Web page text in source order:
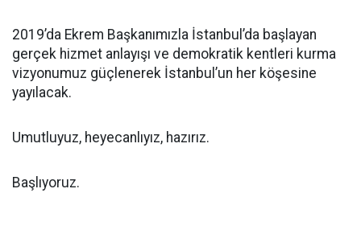
2019’da Ekrem Başkanımızla İstanbul’da başlayan
gerçek hizmet anlayışı ve demokratik kentleri kurma
vizyonumuz güçlenerek İstanbul’un her köşesine
yayılacak.
Umutluyuz, heyecanlıyız, hazırız.
Başlıyoruz.